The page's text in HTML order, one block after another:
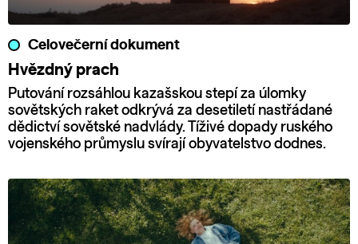
Celovečerní dokument
Hvězdný prach
Putování rozsáhlou kazašskou stepí za úlomky
sovětských raket odkrývá za desetiletí nastřádané
dědictví sovětské nadvlády. Tíživé dopady ruského
vojenského průmyslu svírají obyvatelstvo dodnes.